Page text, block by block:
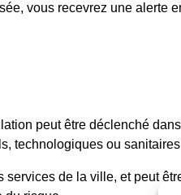
vous recevrez une alerte
peut être déclenché
technologiques ou
services de la ville, et peut